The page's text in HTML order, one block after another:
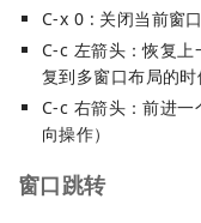
C-x 0 : 关闭当前窗口
C-c 左箭头：恢复
复到多窗口布局的时
C-c 右箭头：前进
向操作）
窗口跳转